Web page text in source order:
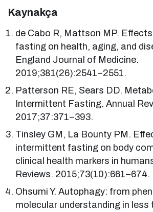
Kaynakça
de Cabo R, Mattson MP.
fasting on health, aging, and
England Journal of Medicine.
2019;381(26):2541–2551.
Patterson RE, Sears DD.
Intermittent Fasting. Annual
2017;37:371–393.
Tinsley GM, La Bounty PM.
intermittent fasting on body
clinical health markers in
Reviews. 2015;73(10):661–674.
Ohsumi Y. Autophagy: from
molecular understanding in less